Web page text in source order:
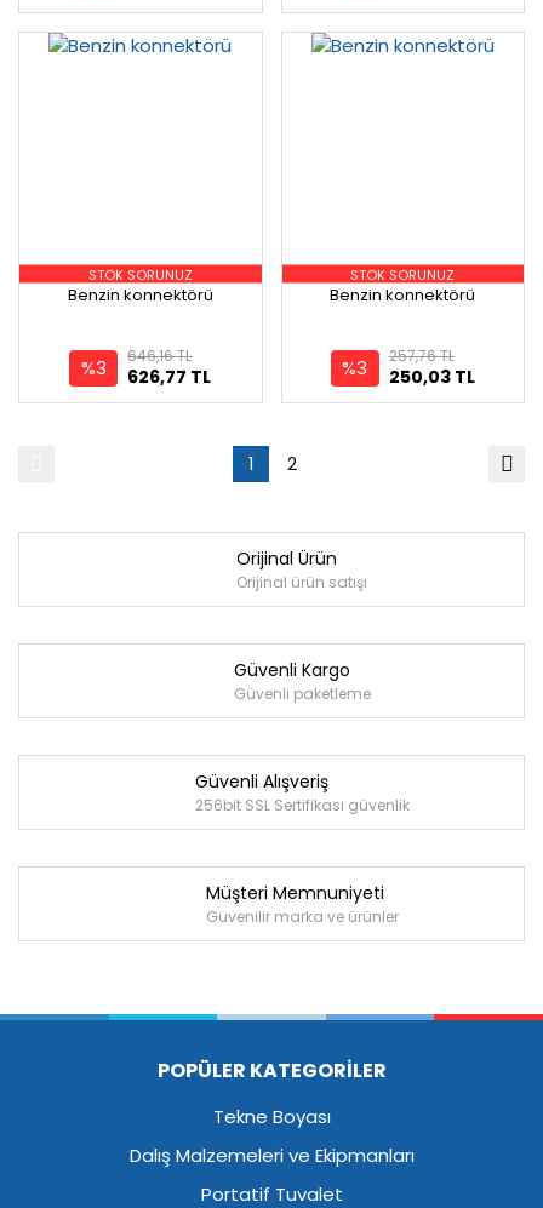
STOK SORUNUZ
Benzin konnektörü
%3 626,77 TL
646,16 TL
STOK SORUNUZ
Benzin konnektörü
%3 250,03 TL
257,76 TL
1 2
Orijinal Ürün
Orijinal ürün satışı
Güvenli Kargo
Güvenli paketleme
Güvenli Alışveriş
256bit SSL Sertifikası güvenlik
Müşteri Memnuniyeti
Güvenilir marka ve ürünler
POPÜLER KATEGORİLER
Tekne Boyası
Dalış Malzemeleri ve Ekipmanları
Portatif Tuvalet